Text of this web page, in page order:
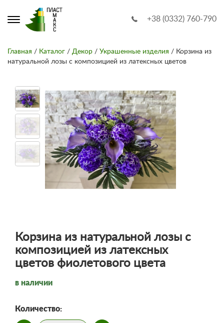
+38 (0332) 760-790
Главная / Каталог / Декор / Украшенные изделия / Корзина из
натуральной лозы с композицией из латексных цветов
Корзина из натуральной лозы с
композицией из латексных
цветов фиолетового цвета
в наличии
Количество: